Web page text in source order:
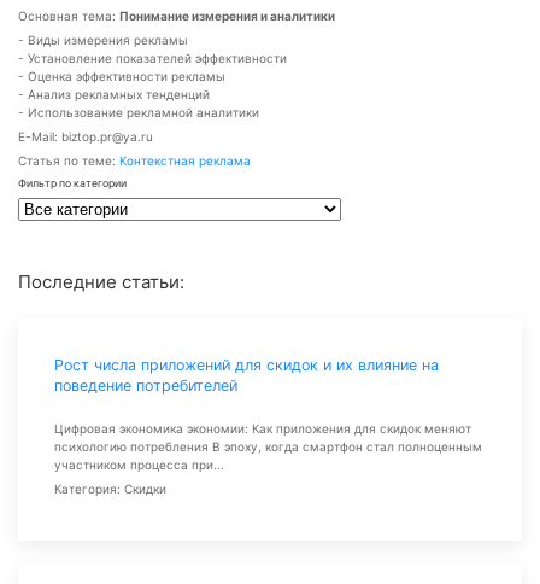
Основная тема: Понимание измерения и аналитики
- Виды измерения рекламы
- Установление показателей эффективности
- Оценка эффективности рекламы
- Анализ рекламных тенденций
- Использование рекламной аналитики
E-Mail: biztop.pr@ya.ru
Статья по теме: Контекстная реклама
Фильтр по категории
Последние статьи:
Рост числа приложений для скидок и их влияние на
поведение потребителей
Цифровая экономика экономии: Как приложения для скидок меняют
психологию потребления В эпоху, когда смартфон стал полноценным
участником процесса при...
Категория: Скидки